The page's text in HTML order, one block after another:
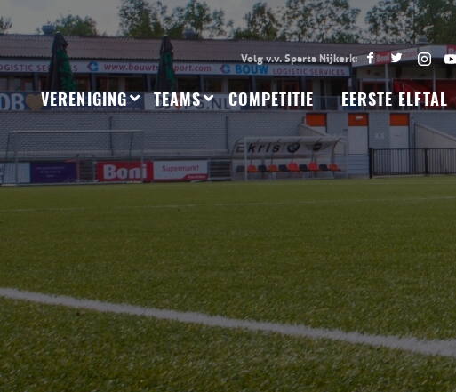
VERENIGING TEAMS COMPETITIE EERSTE ELFTAL